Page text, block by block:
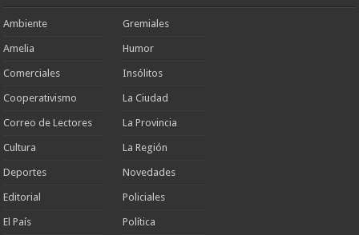
Ambiente
Amelia
Comerciales
Cooperativismo
Correo de Lectores
Cultura
Deportes
Editorial
El País
Gremiales
Humor
Insólitos
La Ciudad
La Provincia
La Región
Novedades
Policiales
Política